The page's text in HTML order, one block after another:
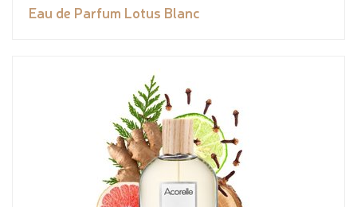
Eau de Parfum Lotus Blanc